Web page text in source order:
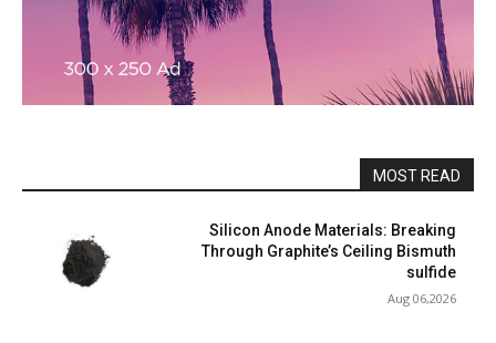
MOST READ
Silicon Anode Materials: Breaking
Through Graphite’s Ceiling Bismuth
sulfide
Aug 06,2026